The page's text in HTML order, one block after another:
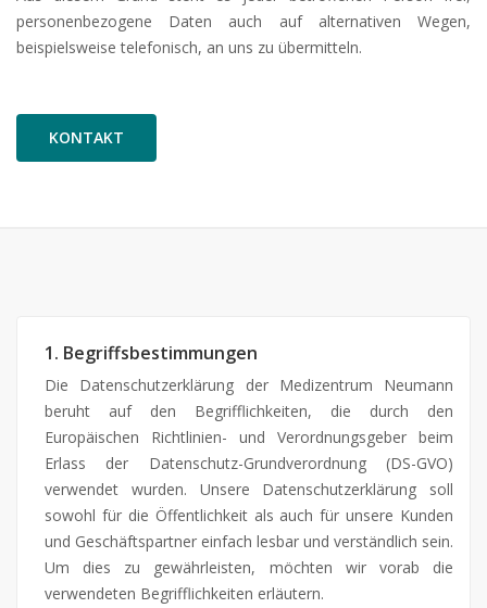
personenbezogene Daten auch auf alternativen Wegen,
beispielsweise telefonisch, an uns zu übermitteln.
KONTAKT
1. Begriffsbestimmungen
Die Datenschutzerklärung der Medizentrum Neumann
beruht auf den Begrifflichkeiten, die durch den
Europäischen Richtlinien- und Verordnungsgeber beim
Erlass der Datenschutz-Grundverordnung (DS-GVO)
verwendet wurden. Unsere Datenschutzerklärung soll
sowohl für die Öffentlichkeit als auch für unsere Kunden
und Geschäftspartner einfach lesbar und verständlich sein.
Um dies zu gewährleisten, möchten wir vorab die
verwendeten Begrifflichkeiten erläutern.